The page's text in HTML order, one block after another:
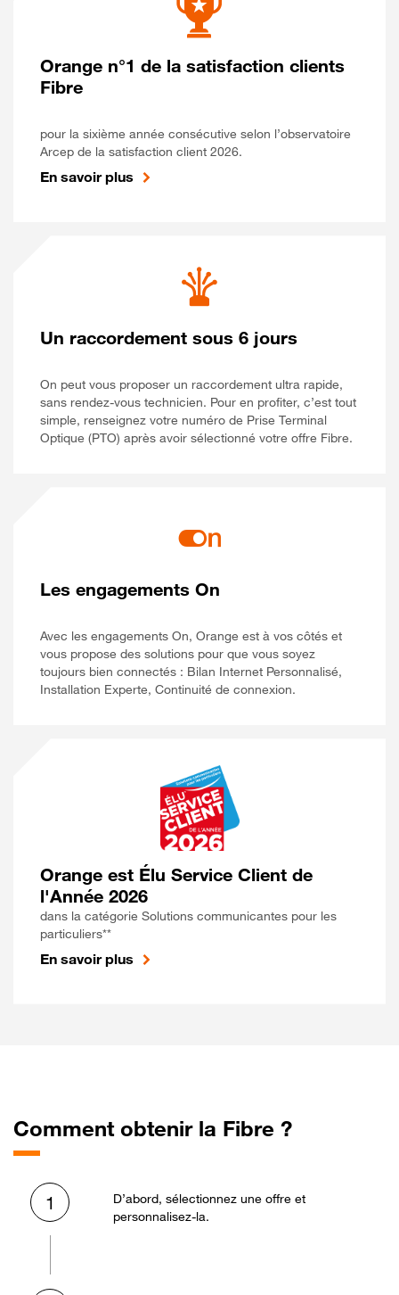
Orange n°1 de la satisfaction clients
Fibre
pour la sixième année consécutive selon l’observatoire
Arcep de la satisfaction client 2026.
En savoir plus
Un raccordement sous 6 jours
On peut vous proposer un raccordement ultra rapide,
sans rendez-vous technicien. Pour en profiter, c’est tout
simple, renseignez votre numéro de Prise Terminal
Optique (PTO) après avoir sélectionné votre offre Fibre.
Les engagements On
Avec les engagements On, Orange est à vos côtés et
vous propose des solutions pour que vous soyez
toujours bien connectés : Bilan Internet Personnalisé,
Installation Experte, Continuité de connexion.
Orange est Élu Service Client de
l'Année 2026
dans la catégorie Solutions communicantes pour les
particuliers**
En savoir plus
Comment obtenir la Fibre ?
1
D’abord, sélectionnez une offre et
personnalisez-la.